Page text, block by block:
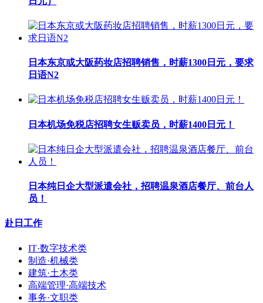
日本东京或大阪药妆店招聘销售，时薪1300日元，要求
日语N2
日本机场免税店招聘女生贩卖员，时薪1400日元！
日本纯日企大型派遣会社，招聘温泉酒店餐厅、前台人
员！
赴日工作
IT·数字技术类
制造·机械类
建筑·土木类
高端管理·高端技术
事务·文职类